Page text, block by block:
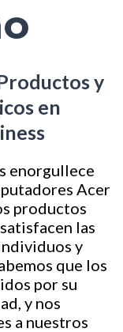
y
en
enorgullece
Acer
productos
las
y
que los
por su
y nos
a nuestros